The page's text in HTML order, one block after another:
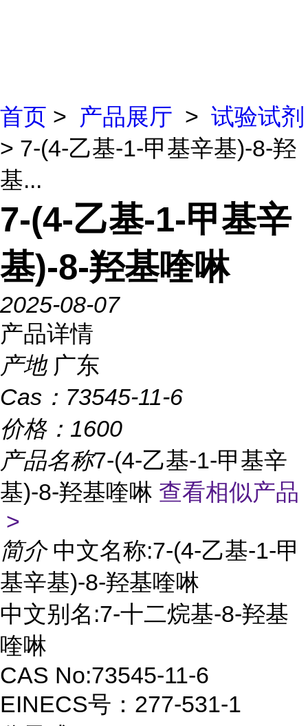
首页 > 产品展厅 > 试验试剂
> 7-(4-乙基-1-甲基辛基)-8-羟
基...
7-(4-乙基-1-甲基辛
基)-8-羟基喹啉
2025-08-07
产品详情
产地 广东
Cas： 73545-11-6
价格： 1600
产品名称7-(4-乙基-1-甲基辛
基)-8-羟基喹啉 查看相似产品
>
简介 中文名称:7-(4-乙基-1-甲
基辛基)-8-羟基喹啉
中文别名:7-十二烷基-8-羟基
喹啉
CAS No:73545-11-6
EINECS号：277-531-1